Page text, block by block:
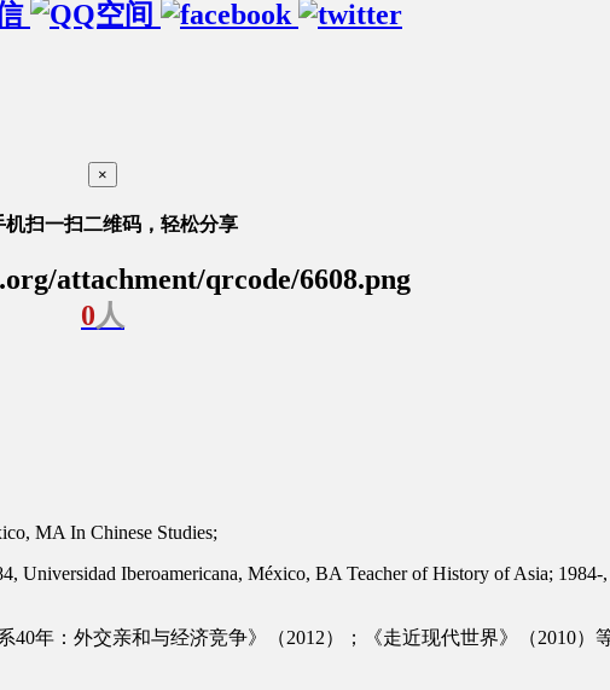
×
机扫一扫二维码，轻松分享
attachment/qrcode/6608.png
0人
MA In Chinese Studies;
Universidad Iberoamericana, México, BA Teacher of History of Asia;
年：外交亲和与经济竞争》（2012）；《走近现代世界》（2010）